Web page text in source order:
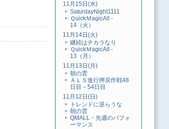
11月15日(水)
SaturdayNight1111
ＱuickＭagicAll -
14（火）
11月14日(火)
継続はチカラなり
ＱuickＭagicAll -
13（月）
11月13日(月)
朝の雲
ＡＬＳ進行押戻作戦48
日目－54日目
11月12日(日)
トレンドに逆らうな
朝の雲
QMALL・先週のパフォ
ーマンス